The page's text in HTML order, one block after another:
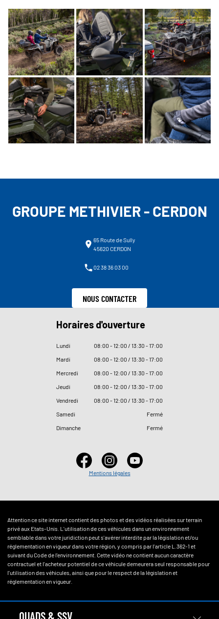
GROUPE METHIVIER - CERDON
65 Route de Sully
45620 CERDON
02 38 36 03 00
NOUS CONTACTER
Horaires d'ouverture
Lundi 08:00 - 12:00 / 13:30 - 17:00
Mardi
08:00 - 12:00 / 13:30 - 17:00
Mercredi
08:00 - 12:00 / 13:30 - 17:00
Jeudi
08:00 - 12:00 / 13:30 - 17:00
Vendredi
08:00 - 12:00 / 13:30 - 17:00
Samedi
Fermé
Dimanche
Fermé
Mentions légales
Attention ce site internet contient des photos et des vidéos réalisées sur terrain
privé aux Etats-Unis. L'utilisation de ces véhicules dans un environnement
semblable dans votre juridiction peut s'avérer interdite par la législation et/ou
réglementation en vigueur dans votre région, y compris par l'article L.362-1 et
suivant du Code de l'environnement. Cette vidéo ne contient aucun caractère
contractuel et l'acheteur potentiel de ce véhicule demeurera seul responsable pour
l'utilisation des véhicules, ainsi que pour le respect de la législation et
réglementation en vigueur.